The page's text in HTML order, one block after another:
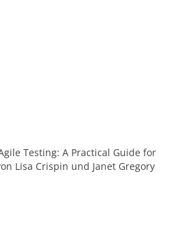
Testing: A Practical Guide for
Lisa Crispin und Janet Gregory